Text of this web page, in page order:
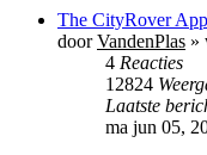
The CityRover
doorVandenPlas »
4 Reacties
12824
Laatste
ma jun 05,